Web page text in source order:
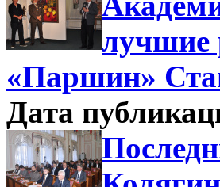
лучшие
«Паршин»
Дата